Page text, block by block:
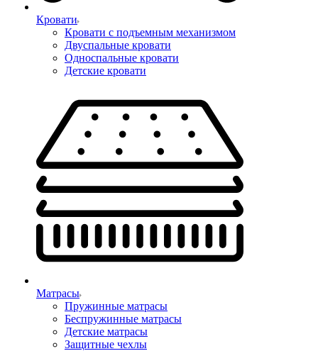
Кровати
Кровати с подъемным механизмом
Двуспальные кровати
Односпальные кровати
Детские кровати
Матрасы
Пружинные матрасы
Беспружинные матрасы
Детские матрасы
Защитные чехлы